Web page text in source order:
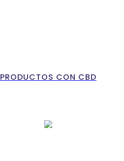
PRODUCTOS CON CBD